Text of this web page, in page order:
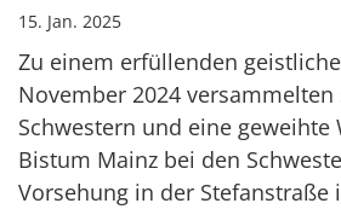
15. Jan. 2025
Zu einem erfüllenden
November 2024
Schwestern und eine geweihte
Bistum Mainz bei den
Vorsehung in der Stefanstraße